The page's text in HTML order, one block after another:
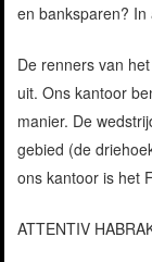
en banksparen? In
De renners van
uit. Ons kantoor
manier. De
gebied (de
ons kantoor is het
ATTENTIV